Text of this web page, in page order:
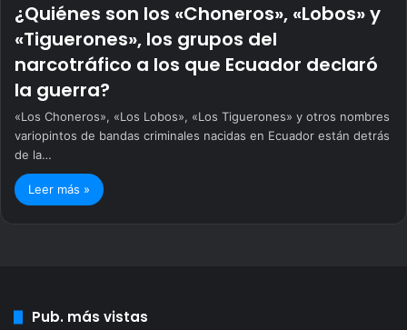
¿Quiénes son los «Choneros», «Lobos» y
«Tiguerones», los grupos del
narcotráfico a los que Ecuador declaró
la guerra?
«Los Choneros», «Los Lobos», «Los Tiguerones» y otros nombres
variopintos de bandas criminales nacidas en Ecuador están detrás
de la…
Leer más »
Pub. más vistas